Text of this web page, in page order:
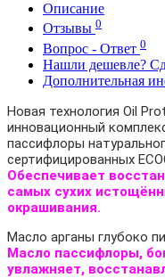
Описание
Отзывы 0
Вопрос - Ответ 0
Нашли дешевле?
Дополнительная
Новая технология Oil
инновационный
пассифлоры
сертифицированных
Обеспечивает
самых сухих
окрашивания.
Масло арганы глубоко
Масло пассифлоры,
увлажняет,